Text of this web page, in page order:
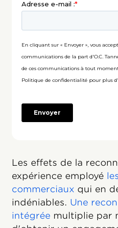
Les effets de la
expérience employé
commerciaux qui en
indéniables. Une
intégrée multiplie par